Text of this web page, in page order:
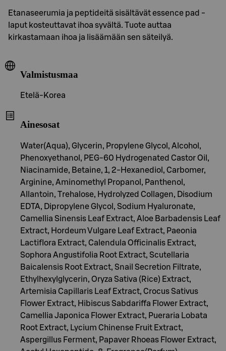
Etanaseerumia ja peptideitä sisältävät essence pad -
laput kosteuttavat ihoa syvältä. Tuote auttaa
kirkastamaan ihoa ja lisäämään sen säteilyä.
Valmistusmaa
Etelä-Korea
Ainesosat
Water(Aqua), Glycerin, Propylene Glycol, Alcohol,
Phenoxyethanol, PEG-60 Hydrogenated Castor Oil,
Niacinamide, Betaine, 1, 2-Hexanediol, Carbomer,
Arginine, Aminomethyl Propanol, Panthenol,
Allantoin, Trehalose, Hydrolyzed Collagen, Disodium
EDTA, Dipropylene Glycol, Sodium Hyaluronate,
Camellia Sinensis Leaf Extract, Aloe Barbadensis Leaf
Extract, Hordeum Vulgare Leaf Extract, Paeonia
Lactiflora Extract, Calendula Officinalis Extract,
Sophora Angustifolia Root Extract, Scutellaria
Baicalensis Root Extract, Snail Secretion Filtrate,
Ethylhexylglycerin, Oryza Sativa (Rice) Extract,
Artemisia Capillaris Leaf Extract, Crocus Sativus
Flower Extract, Hibiscus Sabdariffa Flower Extract,
Camellia Japonica Flower Extract, Pueraria Lobata
Root Extract, Lycium Chinense Fruit Extract,
Aspergillus Ferment, Papaver Rhoeas Flower Extract,